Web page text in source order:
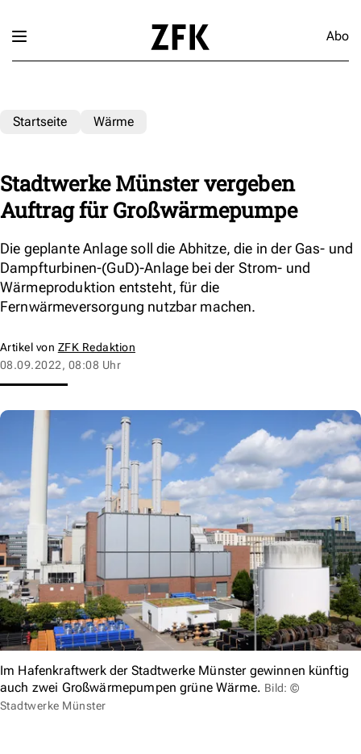
Abo
Startseite Wärme
Stadtwerke Münster vergeben
Auftrag für Großwärmepumpe
Die geplante Anlage soll die Abhitze, die in der Gas- und
Dampfturbinen-(GuD)-Anlage bei der Strom- und
Wärmeproduktion entsteht, für die
Fernwärmeversorgung nutzbar machen.
Artikel von ZFK Redaktion
08.09.2022, 08:08 Uhr
Im Hafenkraftwerk der Stadtwerke Münster gewinnen künftig
auch zwei Großwärmepumpen grüne Wärme. Bild: ©
Stadtwerke Münster